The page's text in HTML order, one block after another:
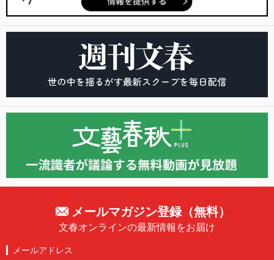
メールマガジン登録（無料）
文春オンラインの最新情報をお届け
メールアドレス